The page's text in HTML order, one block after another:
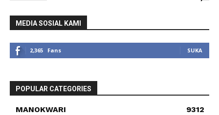
MEDIA SOSIAL KAMI
2,365 Fans SUKA
POPULAR CATEGORIES
MANOKWARI
9312